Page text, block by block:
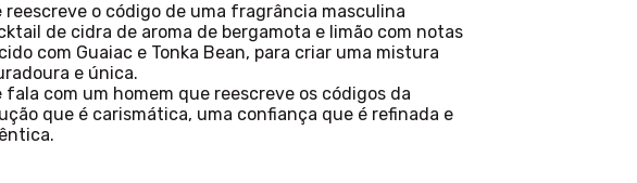
reescreve o código de uma fragrância masculina
de cidra de aroma de bergamota e limão com notas
com Guaiac e Tonka Bean, para criar uma mistura
e única.
fala com um homem que reescreve os códigos da
que é carismática, uma confiança que é refinada e